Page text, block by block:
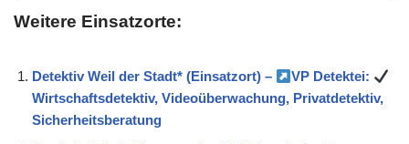
Weitere Einsatzorte:
Detektiv Weil der Stadt* (Einsatzort) –
VP Detektei:
Wirtschaftsdetektiv, Videoüberwachung, Privatdetektiv,
Sicherheitsberatung